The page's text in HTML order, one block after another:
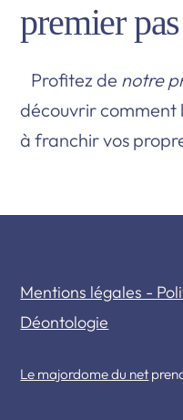
premier
Profitez de notre
découvrir comment
à franchir vos
Mentions légales -
Déontologie
Le majordome du net